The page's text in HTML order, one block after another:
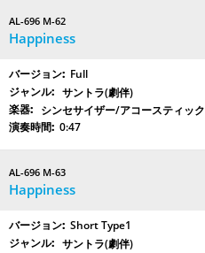
AL-696 M-62
Happiness
Full
サントラ(劇伴)
シンセサイザー/アコースティッ
0:47
AL-696 M-63
Happiness
Short Type1
サントラ(劇伴)